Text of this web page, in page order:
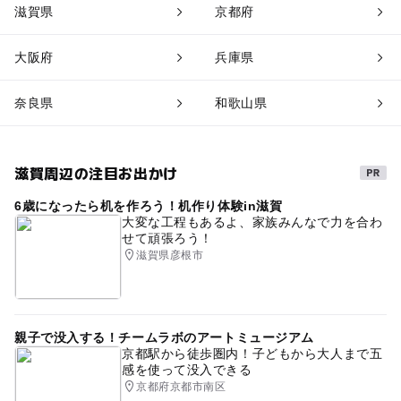
滋賀県 京都府
大阪府 兵庫県
奈良県 和歌山県
滋賀周辺の注目お出かけ
6歳になったら机を作ろう！机作り体験in滋賀
大変な工程もあるよ、家族みんなで力を合わ
せて頑張ろう！
滋賀県彦根市
親子で没入する！チームラボのアートミュージアム
京都駅から徒歩圏内！子どもから大人まで五
感を使って没入できる
京都府京都市南区